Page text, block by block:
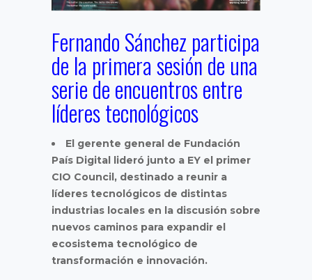
Fernando Sánchez participa
de la primera sesión de una
serie de encuentros entre
líderes tecnológicos
El gerente general de Fundación
País Digital lideró junto a EY el primer
CIO Council, destinado a reunir a
líderes tecnológicos de distintas
industrias locales en la discusión sobre
nuevos caminos para expandir el
ecosistema tecnológico de
transformación e innovación.